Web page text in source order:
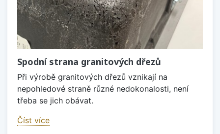
Spodní strana granitových dřezů
Při výrobě granitových dřezů vznikají na
nepohledové straně různé nedokonalosti, není
třeba se jich obávat.
Číst více